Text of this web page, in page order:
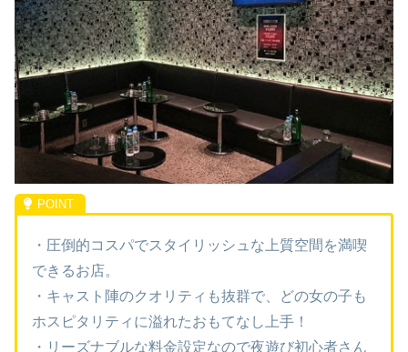
・圧倒的コスパでスタイリッシュな上質空間を満喫
できるお店。
・キャスト陣のクオリティも抜群で、どの女の子も
ホスピタリティに溢れたおもてなし上手！
・リーズナブルな料金設定なので夜遊び初心者さん